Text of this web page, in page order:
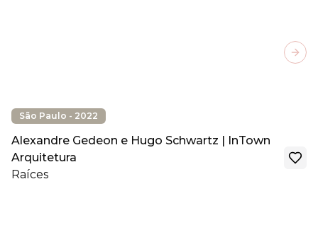
São Paulo - 2022
Alexandre Gedeon e Hugo Schwartz | InTown
Arquitetura
Raíces